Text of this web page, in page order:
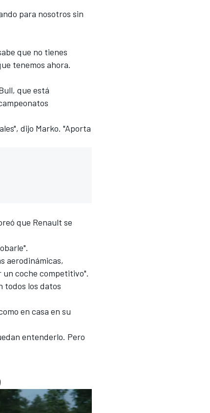
para nosotros sin
que no tienes
tenemos ahora.
que está
dijo Marko. "Aporta
que Renault se
aerodinámicas,
un coche competitivo".
todos los datos
en casa en su
entenderlo. Pero